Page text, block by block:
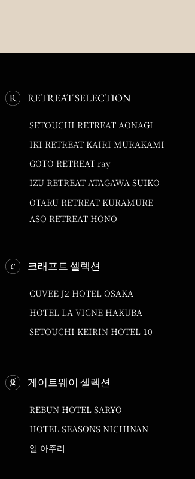
RETREAT SELECTION
SETOUCHI RETREAT AONAGI
IKI RETREAT KAIRI MURAKAMI
GOTO RETREAT ray
IZU RETREAT ATAGAWA SUIKO
OTARU RETREAT KURAMURE
ASO RETREAT HONO
크래프트 셀렉션
CUVEE J2 HOTEL OSAKA
HOTEL LA VIGNE HAKUBA
SETOUCHI KEIRIN HOTEL 10
게이트웨이 셀렉션
REBUN HOTEL SARYO
HOTEL SEASONS NICHINAN
일 아주리